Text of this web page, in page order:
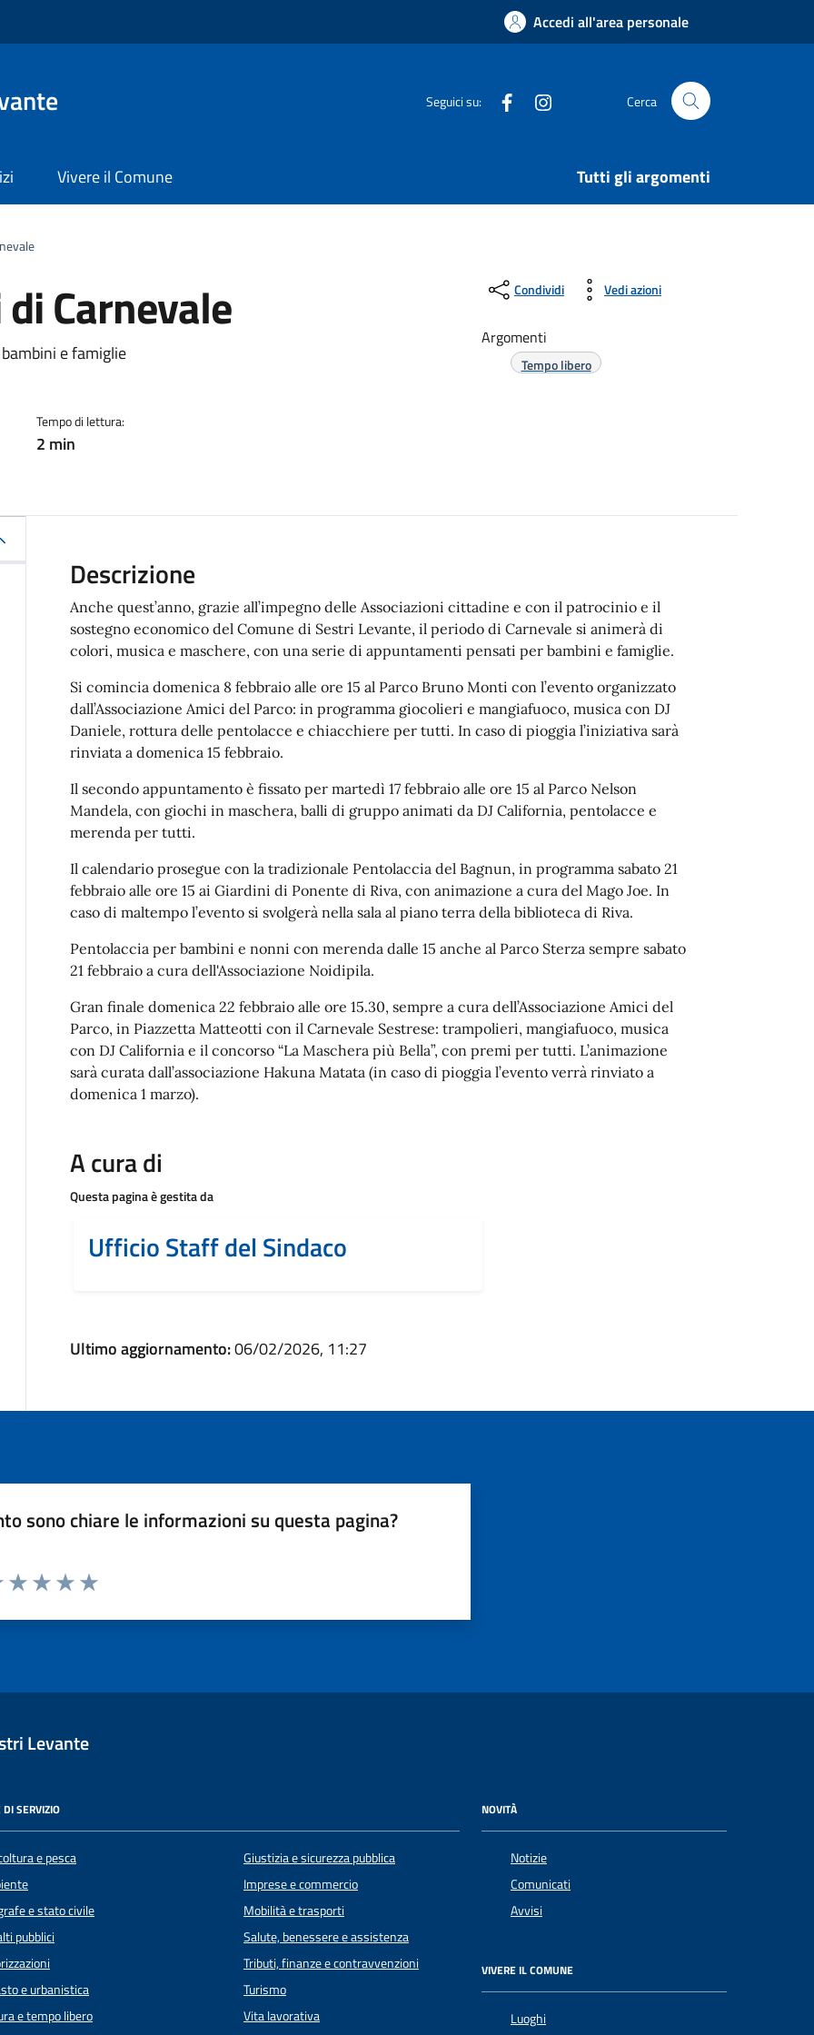
Accedi all'area personale
Seguici su: Facebook Cerca
Vivere il Comune Tutti gli argomenti
Carnevale
e famiglie
Tempo di lettura:
2 min
Condividi Vedi azioni
Argomenti
Tempo libero
Descrizione
Anche quest’anno, grazie all’impegno delle Associazioni cittadine e con il patrocinio e il
sostegno economico del Comune di Sestri Levante, il periodo di Carnevale si animerà di
colori, musica e maschere, con una serie di appuntamenti pensati per bambini e famiglie.
Si comincia domenica 8 febbraio alle ore 15 al Parco Bruno Monti con l’evento organizzato
dall’Associazione Amici del Parco: in programma giocolieri e mangiafuoco, musica con DJ
Daniele, rottura delle pentolacce e chiacchiere per tutti. In caso di pioggia l’iniziativa sarà
rinviata a domenica 15 febbraio.
Il secondo appuntamento è fissato per martedì 17 febbraio alle ore 15 al Parco Nelson
Mandela, con giochi in maschera, balli di gruppo animati da DJ California, pentolacce e
merenda per tutti.
Il calendario prosegue con la tradizionale Pentolaccia del Bagnun, in programma sabato 21
febbraio alle ore 15 ai Giardini di Ponente di Riva, con animazione a cura del Mago Joe. In
caso di maltempo l’evento si svolgerà nella sala al piano terra della biblioteca di Riva.
Pentolaccia per bambini e nonni con merenda dalle 15 anche al Parco Sterza sempre sabato
21 febbraio a cura dell'Associazione Noidipila.
Gran finale domenica 22 febbraio alle ore 15.30, sempre a cura dell’Associazione Amici del
Parco, in Piazzetta Matteotti con il Carnevale Sestrese: trampolieri, mangiafuoco, musica
con DJ California e il concorso “La Maschera più Bella”, con premi per tutti. L’animazione
sarà curata dall’associazione Hakuna Matata (in caso di pioggia l’evento verrà rinviato a
domenica 1 marzo).
A cura di
Questa pagina è gestita da
Ufficio Staff del Sindaco
Ultimo aggiornamento:06/02/2026, 11:27
sono chiare le informazioni su questa pagina?
Levante
DI SERVIZIO
e pesca
e stato civile
pubblici
e urbanistica
e tempo libero
Giustizia e sicurezza pubblica
Imprese e commercio
Mobilità e trasporti
Salute, benessere e assistenza
Tributi, finanze e contravvenzioni
Turismo
Vita lavorativa
NOVITÀ
Notizie
Comunicati
Avvisi
VIVERE IL COMUNE
Luoghi